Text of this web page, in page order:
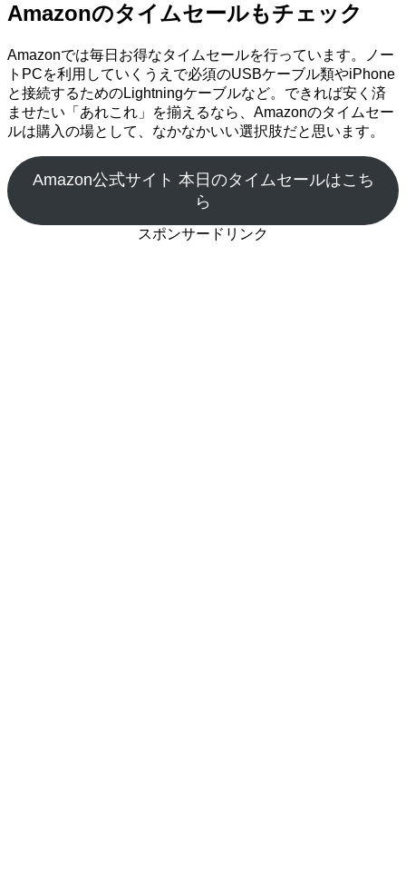
Amazonのタイムセールもチェック
Amazonでは毎日お得なタイムセールを行っています。ノー
トPCを利用していくうえで必須のUSBケーブル類やiPhone
と接続するためのLightningケーブルなど。できれば安く済
ませたい「あれこれ」を揃えるなら、Amazonのタイムセー
ルは購入の場として、なかなかいい選択肢だと思います。
Amazon公式サイト 本日のタイムセールはこち
ら
スポンサードリンク